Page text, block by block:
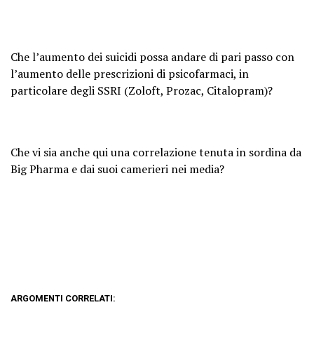
Che l’aumento dei suicidi possa andare di pari passo con
l’aumento delle prescrizioni di psicofarmaci, in
particolare degli SSRI (Zoloft, Prozac, Citalopram)?
Che vi sia anche qui una correlazione tenuta in sordina da
Big Pharma e dai suoi camerieri nei media?
ARGOMENTI CORRELATI: